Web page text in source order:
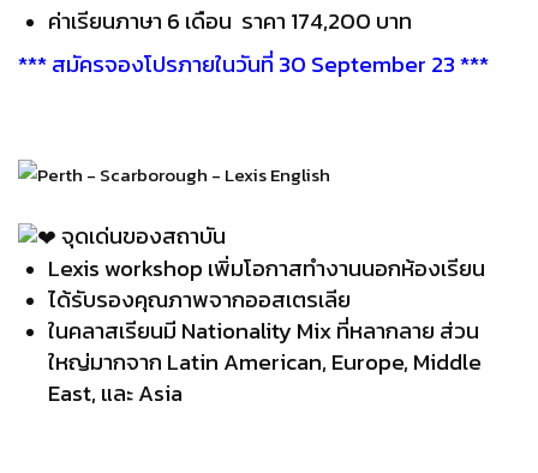
ค่าเรียนภาษา 6 เดือน ราคา 174,200 บาท
*** สมัครจองโปรภายในวันที่ 30 September 23 ***
จุดเด่นของสถาบัน
Lexis workshop เพิ่มโอกาสทำงานนอกห้องเรียน
ได้รับรองคุณภาพจากออสเตรเลีย
ในคลาสเรียนมี Nationality Mix ที่หลากลาย ส่วน
ใหญ่มากจาก Latin American, Europe, Middle
East, และ Asia